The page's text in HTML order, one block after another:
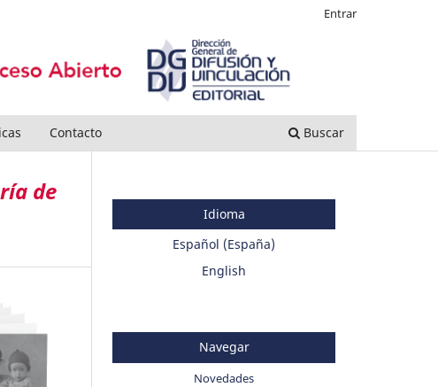
Contacto Buscar
Entrar
de
Idioma
Español (España)
English
Navegar
Novedades